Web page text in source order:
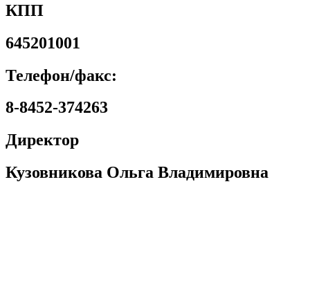
КПП
645201001
Телефон/факс:
8-8452-374263
Директор
Кузовникова Ольга Владимировна